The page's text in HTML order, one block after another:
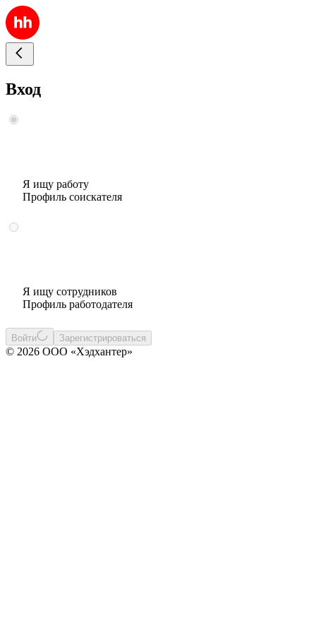
Вход
Я ищу работу
Профиль соискателя
Я ищу сотрудников
Профиль работодателя
Войти Зарегистрироваться
© 2026 ООО «Хэдхантер»